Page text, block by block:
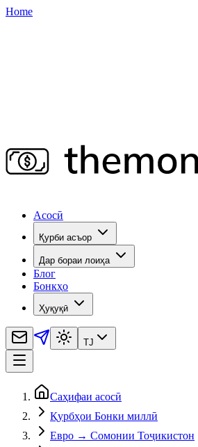
Home
Асосӣ
Қурби асъор
Дар бораи лоиҳа
Блог
Бонкҳо
Ҳуқуқӣ
TJ
Саҳифаи асосӣ
Қурбҳои Бонки миллӣ
Евро → Сомонии Тоҷикистон